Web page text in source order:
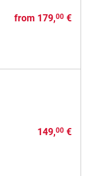
from 179,00€
149,00€